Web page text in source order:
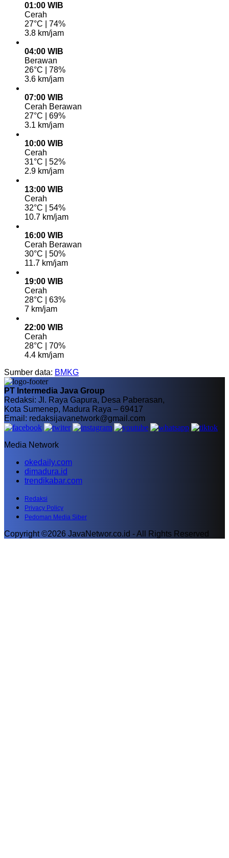
01:00 WIB
Cerah
27°C | 74%
3.8 km/jam
04:00 WIB
Berawan
26°C | 78%
3.6 km/jam
07:00 WIB
Cerah Berawan
27°C | 69%
3.1 km/jam
10:00 WIB
Cerah
31°C | 52%
2.9 km/jam
13:00 WIB
Cerah
32°C | 54%
10.7 km/jam
16:00 WIB
Cerah Berawan
30°C | 50%
11.7 km/jam
19:00 WIB
Cerah
28°C | 63%
7 km/jam
22:00 WIB
Cerah
28°C | 70%
4.4 km/jam
Sumber data: BMKG
PT Intermedia Java Group
Redaksi: Jl. Raya Gapura, Desa Paberasan,
Kota Sumenep, Madura Raya – 69417
Email: redaksijavanetwork@gmail.com
Media Network
okedaily.com
dimadura.id
trendikabar.com
Redaksi
Privacy Policy
Pedoman Media Siber
Copyright ©2026 JavaNetwor.co.id - All Rights Reserved